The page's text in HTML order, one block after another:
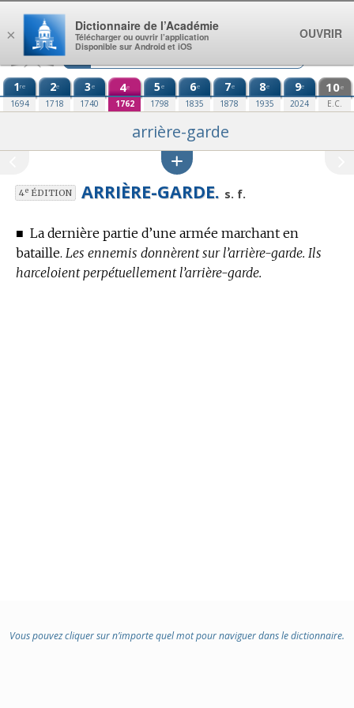
Aller au contenu
1re
1694
2e
1718
3e
1740
4e
1762
5e
1798
6e
1835
7e
1878
8e
1935
9e
2024
10e
E.C.
arrière-garde
4eÉDITION ARRIÈRE-GARDE. s. f.
■ La dernière partie d’une armée marchant en
bataille. Les ennemis donnèrent sur l’arrière-garde. Ils
harceloient perpétuellement l’arrière-garde.
Vous pouvez cliquer sur n’importe quel mot pour naviguer dans le dictionnaire.
×
Dictionnaire de l’Académie
Télécharger ou ouvrir l’application
Disponible sur Android et iOS
OUVRIR